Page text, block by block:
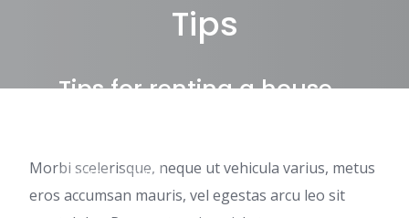
Tips
IDEAS TIPS
Tips for renting a house
Morbi scelerisque, neque ut vehicula varius, metus
eros accumsan mauris, vel egestas arcu leo sit